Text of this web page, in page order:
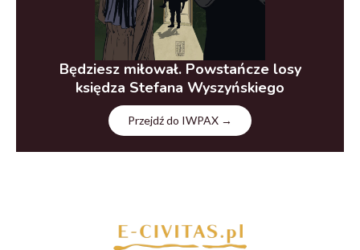
Będziesz miłował. Powstańcze losy
księdza Stefana Wyszyńskiego
Przejdź do IWPAX →